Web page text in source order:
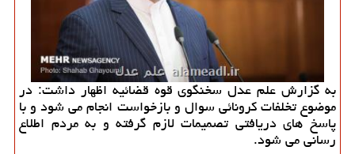
به گزارش علم عدل سخنگوی قوه قضائیه اظهار داشت: در
موضوع تخلفات کرونائی سوال و بازخواست انجام می شود و با
پاسخ های دریافتی تصمیمات لازم گرفته و به مردم اطلاع
رسانی می شود.